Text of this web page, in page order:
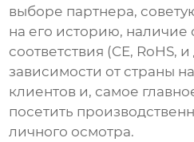
выборе партнера,
на его историю, наличие
соответствия (CE, RoHS,
зависимости от страны
клиентов и, самое
посетить
личного осмотра.